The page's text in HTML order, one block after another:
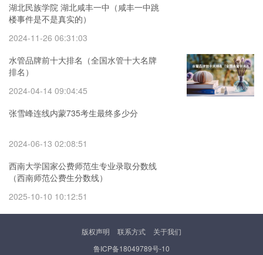
湖北民族学院 湖北咸丰一中（咸丰一中跳
楼事件是不是真实的）
2024-11-26 06:31:03
水管品牌前十大排名（全国水管十大名牌
排名）
2024-04-14 09:04:45
张雪峰连线内蒙735考生最终多少分
2024-06-13 02:08:51
西南大学国家公费师范生专业录取分数线
（西南师范公费生分数线）
2025-10-10 10:12:51
版权声明 联系方式
关于我们
鲁ICP备18049789号-10